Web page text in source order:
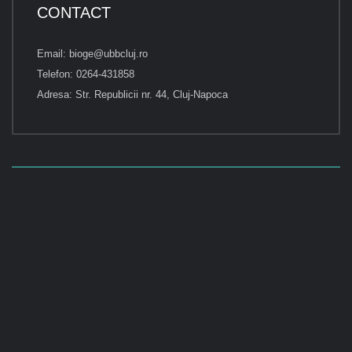
CONTACT
Email: bioge@ubbcluj.ro
Telefon: 0264-431858
Adresa: Str. Republicii nr. 44, Cluj-Napoca